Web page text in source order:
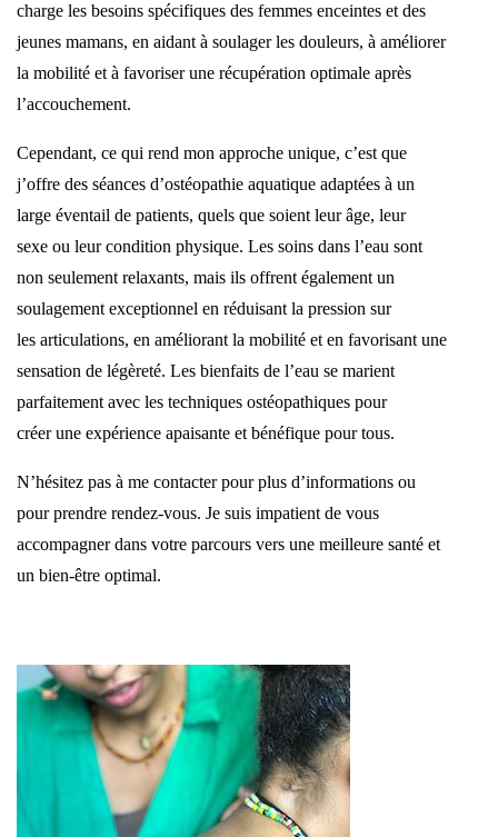
charge les besoins spécifiques des femmes enceintes et des
jeunes mamans, en aidant à soulager les douleurs, à améliorer
la mobilité et à favoriser une récupération optimale après
l’accouchement.
Cependant, ce qui rend mon approche unique, c’est que
j’offre des séances d’ostéopathie aquatique adaptées à un
large éventail de patients, quels que soient leur âge, leur
sexe ou leur condition physique. Les soins dans l’eau sont
non seulement relaxants, mais ils offrent également un
soulagement exceptionnel en réduisant la pression sur
les articulations, en améliorant la mobilité et en favorisant une
sensation de légèreté. Les bienfaits de l’eau se marient
parfaitement avec les techniques ostéopathiques pour
créerune expérience apaisante et bénéfique pour tous.
N’hésitez pas à me contacter pour plus d’informations ou
pour prendre rendez-vous. Je suis impatient de vous
accompagner dans votre parcours vers une meilleure santé et
un bien-être optimal.